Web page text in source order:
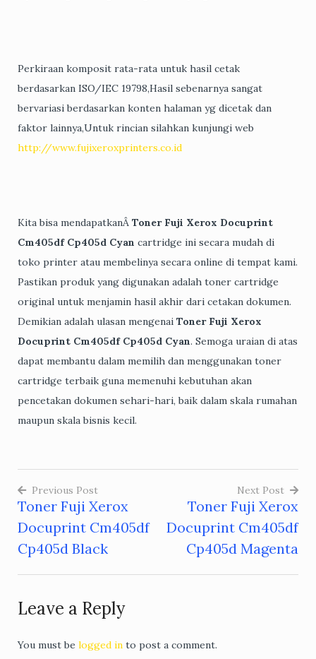
Perkiraan komposit rata-rata untuk hasil cetak
berdasarkan ISO/IEC 19798,Hasil sebenarnya sangat
bervariasi berdasarkan konten halaman yg dicetak dan
faktor lainnya,Untuk rincian silahkan kunjungi web
http://www.fujixeroxprinters.co.id
Kita bisa mendapatkanÂ Toner Fuji Xerox Docuprint
Cm405df Cp405d Cyan cartridge ini secara mudah di
toko printer atau membelinya secara online di tempat kami.
Pastikan produk yang digunakan adalah toner cartridge
original untuk menjamin hasil akhir dari cetakan dokumen.
Demikian adalah ulasan mengenai Toner Fuji Xerox
Docuprint Cm405df Cp405d Cyan. Semoga uraian di atas
dapat membantu dalam memilih dan menggunakan toner
cartridge terbaik guna memenuhi kebutuhan akan
pencetakan dokumen sehari-hari, baik dalam skala rumahan
maupun skala bisnis kecil.
Post
navigation
Previous Post
Toner Fuji Xerox
Docuprint Cm405df
Cp405d Black
Next Post
Toner Fuji Xerox
Docuprint Cm405df
Cp405d Magenta
Leave a Reply
You must be logged in to post a comment.